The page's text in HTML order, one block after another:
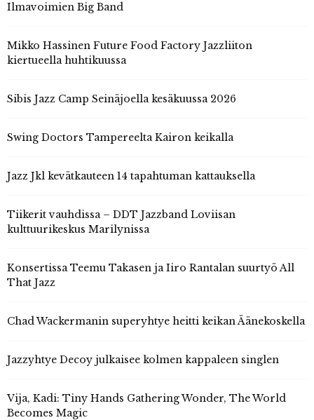
Ilmavoimien Big Band
Mikko Hassinen Future Food Factory Jazzliiton
kiertueella huhtikuussa
Sibis Jazz Camp Seinäjoella kesäkuussa 2026
Swing Doctors Tampereelta Kairon keikalla
Jazz Jkl kevätkauteen 14 tapahtuman kattauksella
Tiikerit vauhdissa – DDT Jazzband Loviisan
kulttuurikeskus Marilynissa
Konsertissa Teemu Takasen ja Iiro Rantalan suurtyö All
That Jazz
Chad Wackermanin superyhtye heitti keikan Äänekoskella
Jazzyhtye Decoy julkaisee kolmen kappaleen singlen
Vija, Kadi: Tiny Hands Gathering Wonder, The World
Becomes Magic